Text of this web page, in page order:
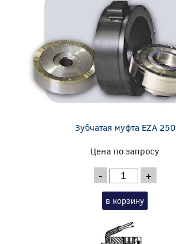
Зубчатая муфта EZA 250
Цена по запросу
- +
в корзину